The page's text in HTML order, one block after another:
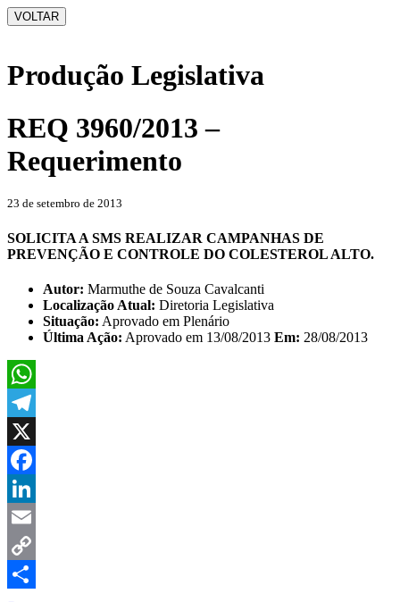
VOLTAR
Produção Legislativa
REQ 3960/2013 –
Requerimento
23 de setembro de 2013
SOLICITA A SMS REALIZAR CAMPANHAS DE
PREVENÇÃO E CONTROLE DO COLESTEROL ALTO.
Autor: Marmuthe de Souza Cavalcanti
Localização Atual: Diretoria Legislativa
Situação: Aprovado em Plenário
Última Ação: Aprovado em 13/08/2013 Em: 28/08/2013
WhatsApp
Telegram
X
Facebook
LinkedIn
Email
Copy